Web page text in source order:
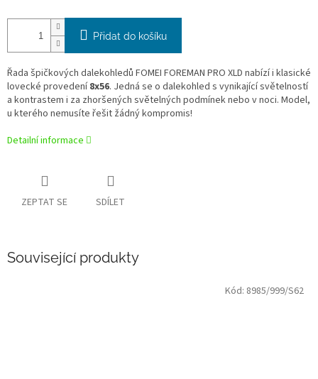
Přidat do košíku
Řada špičkových dalekohledů FOMEI FOREMAN PRO XLD nabízí i klasické
lovecké provedení8x56. Jedná se o dalekohled s vynikající světelností
a kontrastem i za zhoršených světelných podmínek nebo v noci. Model,
u kterého nemusíte řešit žádný kompromis!
Detailní informace
ZEPTAT SE SDÍLET
Související produkty
Kód: 8985/999/S62